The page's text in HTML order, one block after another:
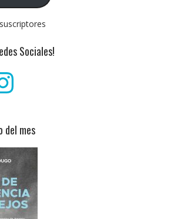
Sociales!
del mes